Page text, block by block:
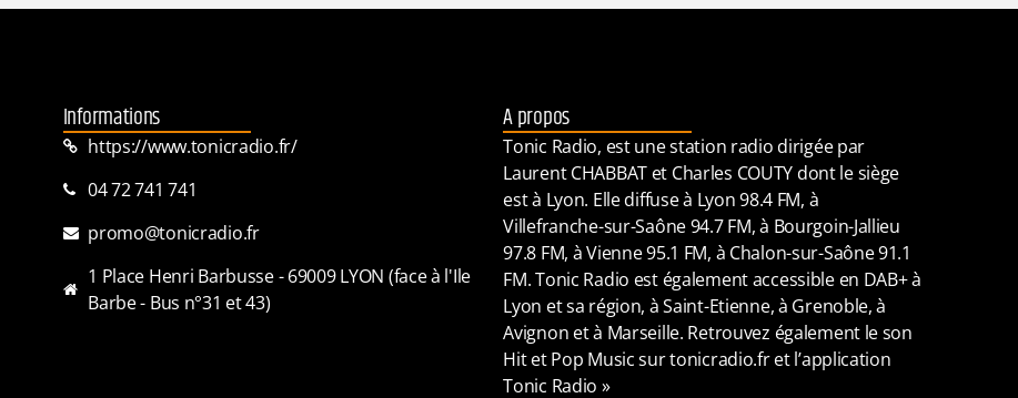
Informations
https://www.tonicradio.fr/
04 72 741 741
promo@tonicradio.fr
1 Place Henri Barbusse - 69009 LYON (face à l'Ile
Barbe - Bus n°31 et 43)
A propos
Tonic Radio, est une station radio dirigée par
Laurent CHABBAT et Charles COUTY dont le siège
est à Lyon. Elle diffuse à Lyon 98.4 FM, à
Villefranche-sur-Saône 94.7 FM, à Bourgoin-Jallieu
97.8 FM, à Vienne 95.1 FM, à Chalon-sur-Saône 91.1
FM. Tonic Radio est également accessible en DAB+ à
Lyon et sa région, à Saint-Etienne, à Grenoble, à
Avignon et à Marseille. Retrouvez également le son
Hit et Pop Music sur tonicradio.fr et l’application
Tonic Radio »